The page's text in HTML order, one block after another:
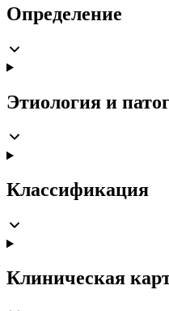
Определение
Этиология и
Классификация
Клиническая